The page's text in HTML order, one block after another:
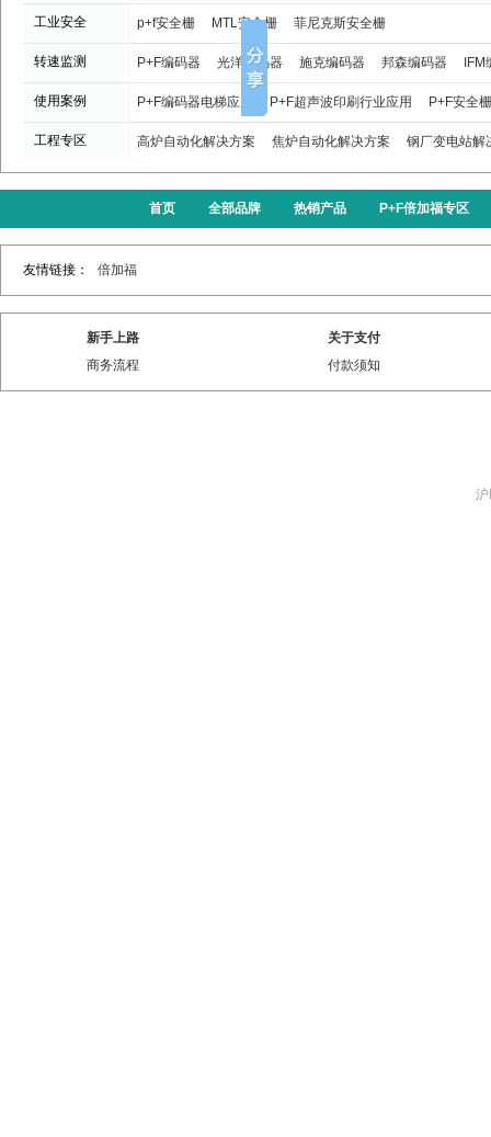
工业安全 p+f安全栅 MTL安全栅 菲尼克斯安全栅
转速监测 P+F编码器 光洋编码器 施克编码器 邦森编码器
使用案例 P+F编码器电梯应用 P+F超声波印刷行业应用 P+F安全
工程专区 高炉自动化解决方案 焦炉自动化解决方案 钢厂变电站解
首页 全部品牌 热销产品 P+F倍加福专区
友情链接： 倍加福
新手上路
商务流程
关于支付
付款须知